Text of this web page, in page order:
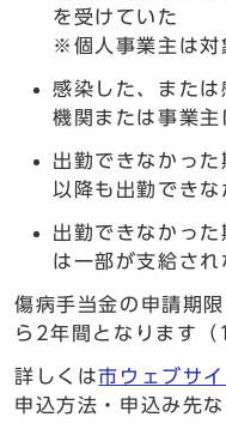
を受けていた
※個人事業主は対
感染した、また
機関または事業主
出勤できなかっ
以降も出勤でき
出勤できなかっ
は一部が支給され
傷病手当金の申請期
ら2年間となります（
詳しくは市ウェブサイ
申込方法・申込み先